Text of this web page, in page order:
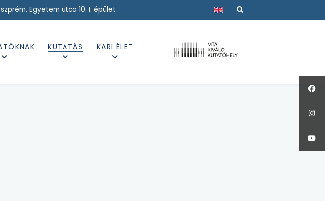
Egyetem utca 10. I. épület Válasszon nyelvet
KUTATÁS KARI ÉLET